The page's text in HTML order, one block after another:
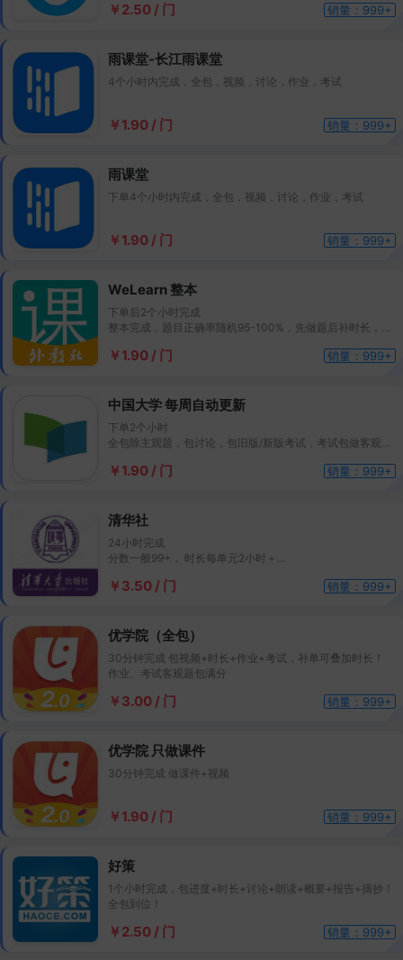
￥2.50 / 门 销量：999+
雨课堂-长江雨课堂
4个小时内完成，全包，视频，讨论，作业，考试
￥1.90 / 门 销量：999+
雨课堂
下单4个小时内完成，全包，视频，讨论，作业，考试
￥1.90 / 门 销量：999+
WeLearn 整本
下单后2个小时完成
整本完成，题目正确率随机95-100%，先做题后补时长，课
￥1.90 / 门 销量：999+
中国大学 每周自动更新
下单2个小时
全包除主观题，包讨论，包旧版/新版考试，考试包做客观
￥1.90 / 门 销量：999+
清华社
24小时完成
分数一般99+， 时长每单元2小时＋
￥3.50 / 门 销量：999+
优学院（全包）
30分钟完成 包视频+时长+作业+考试，补单可叠加时长！
作业、考试客观题包满分
￥3.00 / 门 销量：999+
优学院 只做课件
30分钟完成 做课件+视频
￥1.90 / 门 销量：999+
好策
1个小时完成，包进度+时长+讨论+朗读+概要+报告+摘抄！
全包到位！
￥2.50 / 门 销量：999+